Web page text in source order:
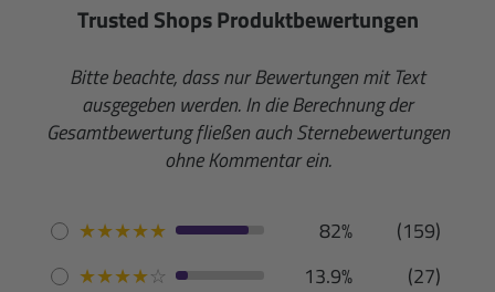
Trusted Shops Produktbewertungen
Bitte beachte, dass nur Bewertungen mit Text
ausgegeben werden. In die Berechnung der
Gesamtbewertung fließen auch Sternebewertungen
ohne Kommentar ein.
★★★★★ 82%
(159)
★★★★☆ 13.9%
(27)